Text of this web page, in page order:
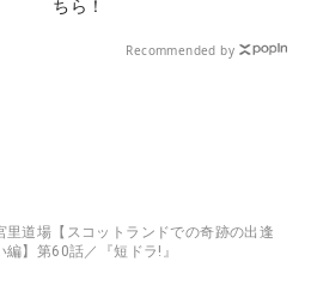
ちら！
Recommended by
里道場【スコットランドでの奇跡の出逢
編】第60話／『短ドラ!』